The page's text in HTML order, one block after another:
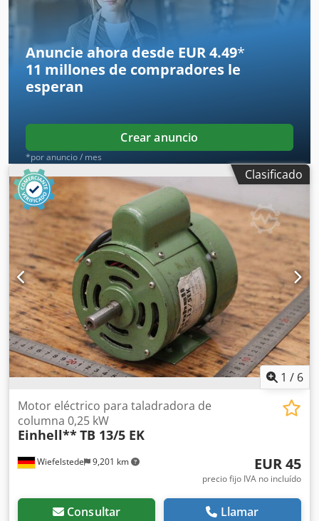
Anuncie ahora desde EUR 4.49*
11 millones de compradores le
esperan
Crear anuncio
*por anuncio / mes
Clasificado
1 / 6
Wiefelstede 9,201 km
Motor eléctrico para taladradora de
columna 0,25 kW
Einhell**TB 13/5 EK
EUR 45
precio fijo IVA no incluído
Consultar Llamar